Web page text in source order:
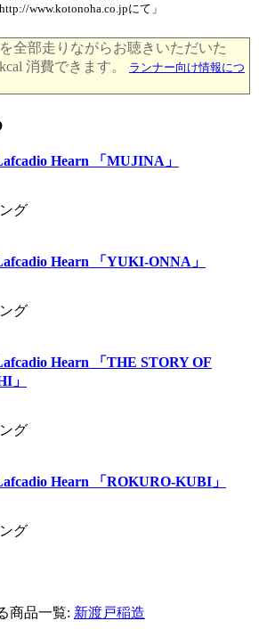
www.kotonoha.co.jpにて」
全部走りながらお聴きいただいた
消費できます。
ランナー向け情報につ
Hearn 「MUJINA」
グ
Hearn 「YUKI-ONNA」
グ
Hearn 「THE STORY OF
」
グ
Hearn 「ROKURO-KUBI」
グ
商品一覧: 新渡戸稲造